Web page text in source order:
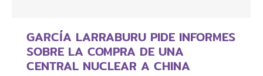
GARCÍA LARRABURU PIDE INFORMES
SOBRE LA COMPRA DE UNA
CENTRAL NUCLEAR A CHINA